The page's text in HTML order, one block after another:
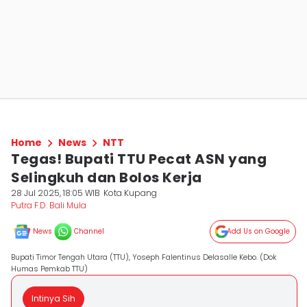
Home News NTT
Tegas! Bupati TTU Pecat ASN yang
Selingkuh dan Bolos Kerja
28 Jul 2025, 18:05 WIB Kota Kupang
Putra F.D. Bali Mula
News Channel Add Us on Google
Bupati Timor Tengah Utara (TTU), Yoseph Falentinus Delasalle Kebo. (Dok
Humas Pemkab TTU)
Intinya Sih